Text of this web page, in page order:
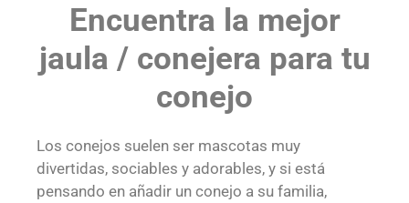
Encuentra la mejor
jaula / conejera para tu
conejo
Los conejos suelen ser mascotas muy
divertidas, sociables y adorables, y si está
pensando en añadir un conejo a su familia,